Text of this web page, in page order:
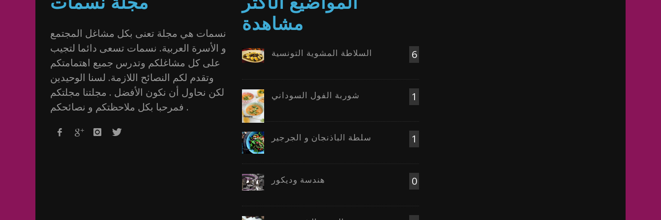
نسمات هي مجلة تعنى بكل مشاغل المجتمع
و الأسرة العربية. نسمات تسعى دائما لتجيب
على كل مشاغلكم وتدرس جميع اهتمامتكم
وتقدم لكم النصائح اللازمة. لسنا الوحيدين
لكن نحاول أن نكون الأفضل . مجلتنا مجلتكم
فمرحبا بكل ملاحظتكم و نصائحكم .
مشاهدة
6 السلاطة المشوية التونسية
1 شوربة الفول السوداني
1 سلطة الباذنجان و الجرجير
0 هندسة وديكور